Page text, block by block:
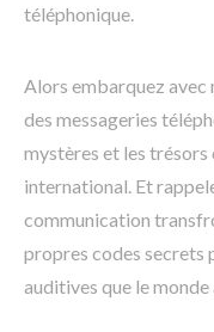
téléphonique.
Alors embarquez avec
des messageries
mystères et les trésors
international. Et
communication
propres codes secrets
auditives que le